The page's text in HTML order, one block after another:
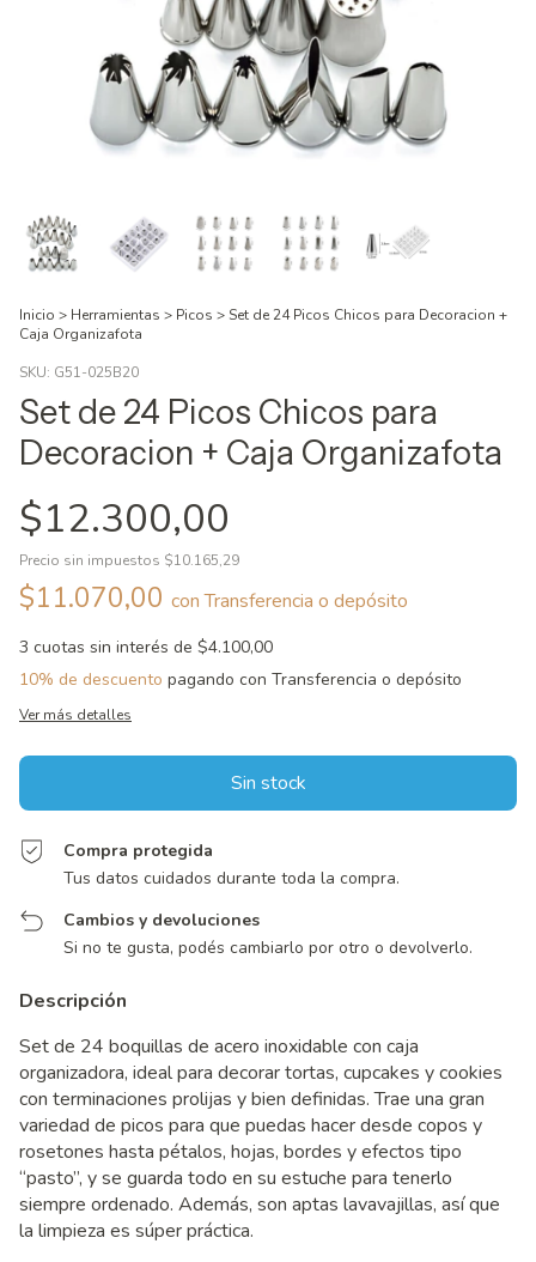
Inicio > Herramientas > Picos >Set de 24 Picos Chicos para Decoracion +
Caja Organizafota
SKU: G51-025B20
Set de 24 Picos Chicos para
Decoracion + Caja Organizafota
$12.300,00
Precio sin impuestos $10.165,29
$11.070,00 con Transferencia o depósito
3 cuotas sin interés de $4.100,00
10% de descuento pagando con Transferencia o depósito
Ver más detalles
Compra protegida
Tus datos cuidados durante toda la compra.
Cambios y devoluciones
Si no te gusta, podés cambiarlo por otro o devolverlo.
Descripción
Set de 24 boquillas de acero inoxidable con caja
organizadora, ideal para decorar tortas, cupcakes y cookies
con terminaciones prolijas y bien definidas. Trae una gran
variedad de picos para que puedas hacer desde copos y
rosetones hasta pétalos, hojas, bordes y efectos tipo
“pasto”, y se guarda todo en su estuche para tenerlo
siempre ordenado. Además, son aptas lavavajillas, así que
la limpieza es súper práctica.